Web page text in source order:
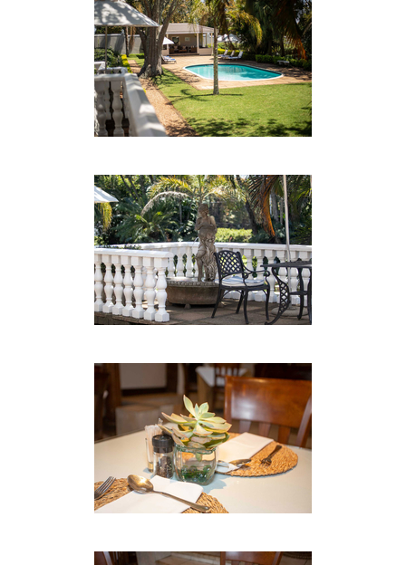
Perfekt für den anspruchsvollen Geschäftsmann
und geräumig genug für Touristen, die Platz und
ein Zuhause in der Ferne suchen.
Jeder Gast kann im Komfort seiner eigenen Suite
mit Selbstversorger-Einrichtungen speisen, oder
ein leckeres Frühstück serviert wird und ein A-la-
carte-Menü für Mittag- und Abendessen zur
Verfügung steht.
KONFERENZEN
Valley Lodge ist der perfekte Ort für alle Ihre
Unternehmensanforderungen. Unser intimer und
exklusiver Konferenz- / Veranstaltungsraum eignet
Geschäftstreffen usw. Unser hauseigenes Team
sorgt dafür, dass Sie eine stressfreie Konferenz
haben und die Teilnehmer enthusiastisch und
entspannt bleiben.
ATTRAKTIONEN UND AKTIVITÄTEN
Entspannen Sie am Pool, der von einem
immergrünen tropischen Garten umgeben ist,
die die Gegend zu bieten hat.